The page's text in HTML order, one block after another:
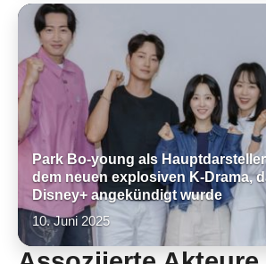
Park Bo-young als
dem neuen explosiven K-Drama,
Disney+ angekündigt wurde
10. Juni 2025